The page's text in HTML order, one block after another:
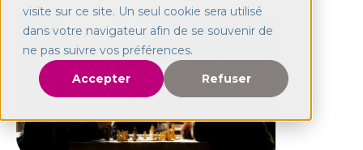
visite sur ce site. Un seul cookie sera utilisé
dans votre navigateur afin de se souvenir de
ne pas suivre vos préférences.
Accepter
Refuser